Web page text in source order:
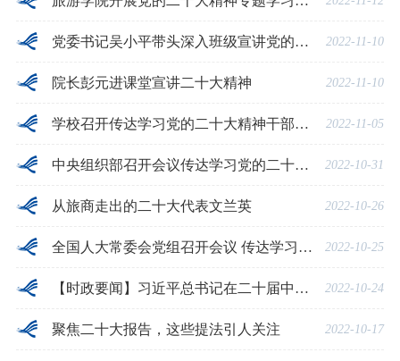
党委书记吴小平带头深入班级宣讲党的二十大精神 2022-11-10
院长彭元进课堂宣讲二十大精神 2022-11-10
学校召开传达学习党的二十大精神干部大会暨2022年第9次党委理论学习中心组（扩大）学习会 2022-11-05
中央组织部召开会议传达学习党的二十大精神 2022-10-31
从旅商走出的二十大代表文兰英 2022-10-26
全国人大常委会党组召开会议 传达学习党的二十大精神 2022-10-25
【时政要闻】习近平总书记在二十届中共中央政治局常委同中外记者见面时的讲话 2022-10-24
聚焦二十大报告，这些提法引人关注 2022-10-17